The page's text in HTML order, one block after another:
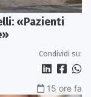
«Pazienti
Condividi su:
15 ore fa